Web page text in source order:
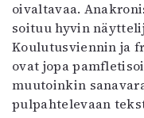
oivaltavaa.
soituu hyvin
Koulutusviennin ja
ovat jopa
muutoinkin
pulpahtelevaan